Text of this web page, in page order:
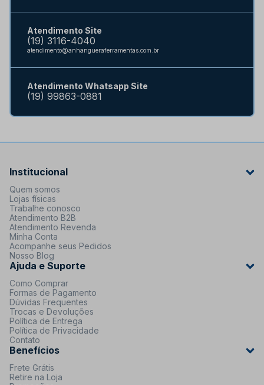
Atendimento Site
(19) 3116-4040
atendimento@anhangueraferramentas.com.br
Atendimento Whatsapp Site
(19) 99863-0881
Institucional
Quem somos
Lojas físicas
Trabalhe conosco
Atendimento B2B
Atendimento Revenda
Minha Conta
Acompanhe seus Pedidos
Nosso Blog
Ajuda e Suporte
Como Comprar
Formas de Pagamento
Dúvidas Frequentes
Trocas e Devoluções
Política de Entrega
Política de Privacidade
Contato
Benefícios
Frete Grátis
Retire na Loja